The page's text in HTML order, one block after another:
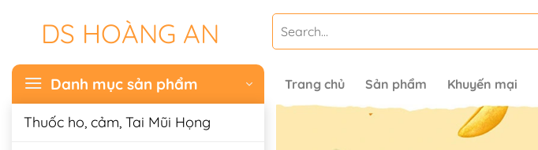
dung
DS HOÀNG AN
Search
for:
Danh mục sản phẩm
Thuốc ho, cảm, Tai Mũi Họng
Trang chủ Sản phẩm Khuyến mại